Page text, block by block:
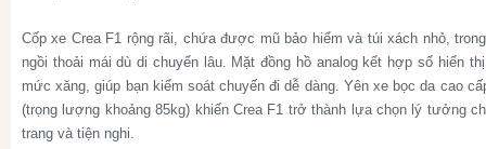
Cốp xe Crea F1 rộng rãi, chứa được mũ bảo hiểm và túi xách nhỏ,
ngồi thoải mái dù di chuyển lâu. Mặt đồng hồ analog kết hợp số hiển
mức xăng, giúp bạn kiểm soát chuyến đi dễ dàng. Yên xe bọc da cao
(trọng lượng khoảng 85kg) khiến Crea F1 trở thành lựa chọn lý tưởng
trang và tiện nghi.